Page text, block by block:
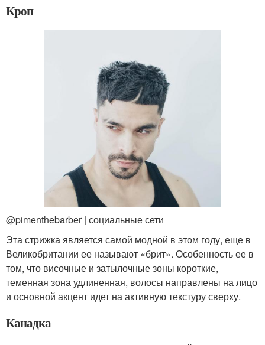
Кроп
@pimenthebarber | социальные сети
Эта стрижка является самой модной в этом году, еще в
Великобритании ее называют «брит». Особенность ее в
том, что височные и затылочные зоны короткие,
теменная зона удлиненная, волосы направлены на лицо
и основной акцент идет на активную текстуру сверху.
Канадка